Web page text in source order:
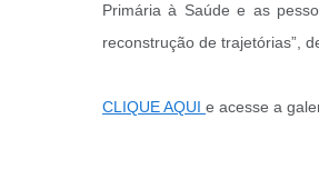
Primária à Saúde e as
reconstrução de trajetórias”,
CLIQUE AQUI e acesse a